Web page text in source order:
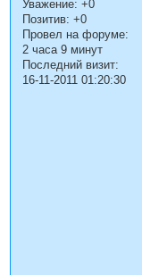
Уважение: +0
Позитив: +0
Провел на форуме:
2 часа 9 минут
Последний визит:
16-11-2011 01:20:30